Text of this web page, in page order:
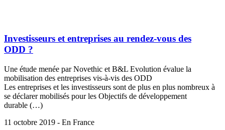
Investisseurs et entreprises au rendez-vous des
ODD ?
Une étude menée par Novethic et B&L Evolution évalue la
mobilisation des entreprises vis-à-vis des ODD
Les entreprises et les investisseurs sont de plus en plus nombreux à
se déclarer mobilisés pour les Objectifs de développement
durable (…)
11 octobre 2019 - En France